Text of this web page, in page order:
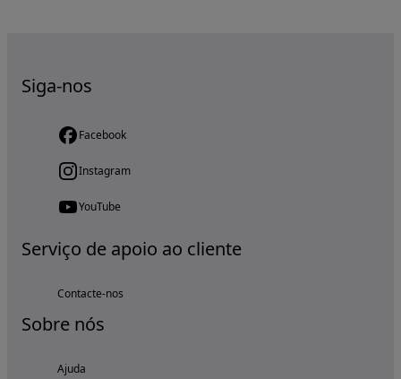
Siga-nos
Facebook
Instagram
YouTube
Serviço de apoio ao cliente
Contacte-nos
Sobre nós
Ajuda